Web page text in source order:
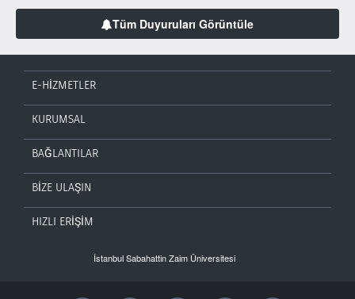
Tüm Duyuruları Görüntüle
E-HİZMETLER
KURUMSAL
BAĞLANTILAR
BİZE ULAŞIN
HIZLI ERİŞİM
İstanbul Sabahattin Zaim Üniversitesi